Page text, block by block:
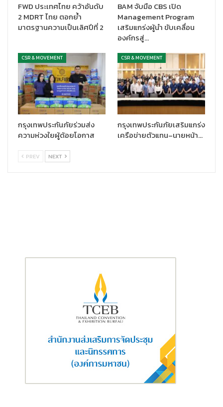
FWD ประเทศไทย คว้าอันดับ
2 MDRT ไทย ตอกย้ำ
มาตรฐานความเป็นเลิศปีที่ 2
BAM จับมือ CBS เปิด
Management Program
เสริมแกร่งผู้นำ ขับเคลื่อน
องค์กรสู่…
CSR & MOVEMENT
กรุงเทพประกันภัยร่วมส่ง
ความห่วงใยผู้ด้อยโอกาส
CSR & MOVEMENT
กรุงเทพประกันภัยเสริมแกร่ง
เครือข่ายตัวแทน–นายหน้า…
PREV NEXT